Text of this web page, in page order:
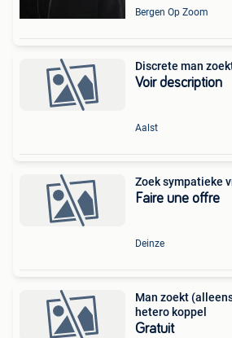
Bergen Op Zoom
Discrete man
Voir description
Aalst
Zoek sympatieke
Faire une offre
Deinze
Man zoekt
hetero koppel
Gratuit